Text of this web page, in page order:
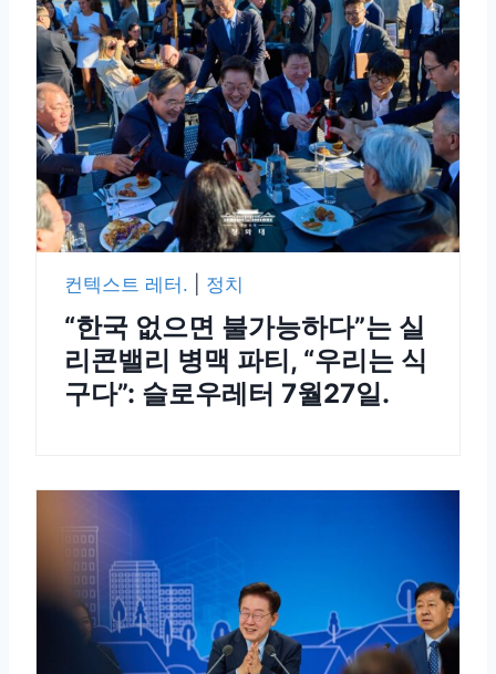
컨텍스트 레터. 정치
“한국 없으면 불가능하다”는 실
리콘밸리 병맥 파티, “우리는 식
구다”: 슬로우레터 7월27일.